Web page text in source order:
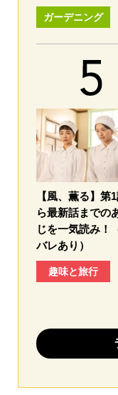
ガーデニング
【風、薫る】第
ら最新話までの
じを一気読み！
バレあり）
趣味と旅行